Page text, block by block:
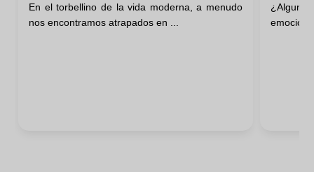
En el torbellino de la vida moderna, a menudo
nos encontramos atrapados en ...
¿Alguna